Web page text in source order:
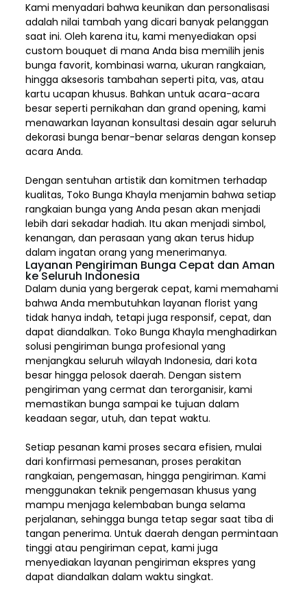
Kami menyadari bahwa keunikan dan personalisasi
adalah nilai tambah yang dicari banyak pelanggan
saat ini. Oleh karena itu, kami menyediakan opsi
custom bouquet di mana Anda bisa memilih jenis
bunga favorit, kombinasi warna, ukuran rangkaian,
hingga aksesoris tambahan seperti pita, vas, atau
kartu ucapan khusus. Bahkan untuk acara-acara
besar seperti pernikahan dan grand opening, kami
menawarkan layanan konsultasi desain agar seluruh
dekorasi bunga benar-benar selaras dengan konsep
acara Anda.
Dengan sentuhan artistik dan komitmen terhadap
kualitas, Toko Bunga Khayla menjamin bahwa setiap
rangkaian bunga yang Anda pesan akan menjadi
lebih dari sekadar hadiah. Itu akan menjadi simbol,
kenangan, dan perasaan yang akan terus hidup
dalam ingatan orang yang menerimanya.
Layanan Pengiriman Bunga Cepat dan Aman
ke Seluruh Indonesia
Dalam dunia yang bergerak cepat, kami memahami
bahwa Anda membutuhkan layanan florist yang
tidak hanya indah, tetapi juga responsif, cepat, dan
dapat diandalkan. Toko Bunga Khayla menghadirkan
solusi pengiriman bunga profesional yang
menjangkau seluruh wilayah Indonesia,dari kota
besar hingga pelosok daerah. Dengan sistem
pengiriman yang cermat dan terorganisir, kami
memastikan bunga sampai ke tujuan dalam
keadaan segar, utuh, dan tepat waktu.
Setiap pesanan kami proses secara efisien, mulai
dari konfirmasi pemesanan, proses perakitan
rangkaian, pengemasan, hingga pengiriman. Kami
menggunakan teknik pengemasan khusus yang
mampu menjaga kelembaban bunga selama
perjalanan, sehingga bunga tetap segar saat tiba di
tangan penerima. Untuk daerah dengan permintaan
tinggi atau pengiriman cepat, kami juga
menyediakan layanan pengiriman ekspres yang
dapat diandalkan dalam waktu singkat.